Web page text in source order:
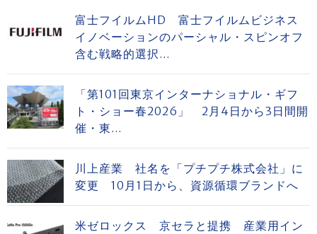
富士フイルムHD 富士フイルムビジネス
イノベーションのパーシャル・スピンオフ
含む戦略的選択...
「第101回東京インターナショナル・ギフ
ト・ショー春2026」 2月4日から3日間開
催・東...
川上産業 社名を「プチプチ株式会社」に
変更 10月1日から、資源循環ブランドへ
米ゼロックス 京セラと提携 産業用イン